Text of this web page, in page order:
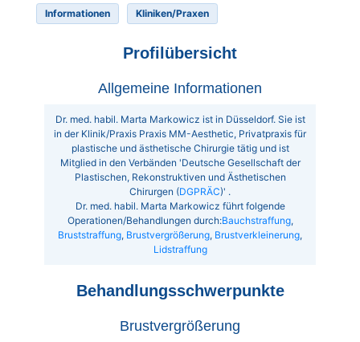
Informationen Kliniken/Praxen
Profilübersicht
Allgemeine Informationen
Dr. med. habil. Marta Markowicz ist in Düsseldorf. Sie ist
in der Klinik/Praxis Praxis MM-Aesthetic, Privatpraxis für
plastische und ästhetische Chirurgie tätig und ist
Mitglied in den Verbänden 'Deutsche Gesellschaft der
Plastischen, Rekonstruktiven und Ästhetischen
Chirurgen (DGPRÄC)' .
Dr. med. habil. Marta Markowicz führt folgende
Operationen/Behandlungen durch:Bauchstraffung,
Bruststraffung, Brustvergrößerung, Brustverkleinerung,
Lidstraffung
Behandlungsschwerpunkte
Brustvergrößerung